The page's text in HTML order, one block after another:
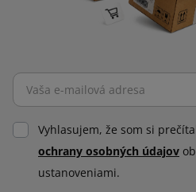
Vyhlasujem, že som si
ochrany osobných údajov
ustanoveniami.